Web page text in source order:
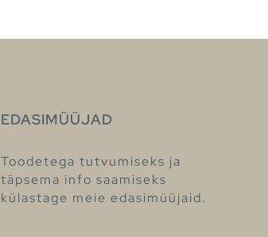
EDASIMÜÜJAD
Toodetega tutvumiseks ja
täpsema info saamiseks
külastage meie edasimüüjaid.